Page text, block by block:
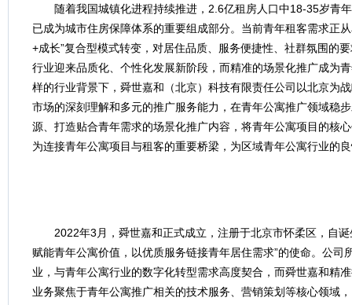
随着我国城镇化进程持续推进，2.6亿租房人口中18-35岁青
已成为城市住房保障体系的重要组成部分。当前青年租客需求正
+成长”复合型模式转变，对居住品质、服务便捷性、社群氛围的
行业迎来品质化、个性化发展新阶段，而精准的场景化推广成为
样的行业背景下，舜世嘉和（北京）科技有限责任公司以北京为
市场的深刻理解和多元的推广服务能力，在青年公寓推广领域稳
源、打造贴合青年需求的场景化推广内容，将青年公寓项目的核
为连接青年公寓项目与租客的重要桥梁，为区域青年公寓行业的
2022年3月，舜世嘉和正式成立，注册于北京市怀柔区，自
赋能青年公寓价值，以优质服务链接青年居住需求”的使命。公司
业，与青年公寓行业的数字化转型需求高度契合，而舜世嘉和精
业务聚焦于青年公寓推广相关的技术服务、营销策划等核心领域